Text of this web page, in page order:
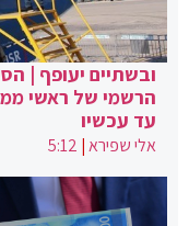
ובשתיים יעופף |
הרשמי של ראשי
עד עכשיו
אלי שפירא|
5:12